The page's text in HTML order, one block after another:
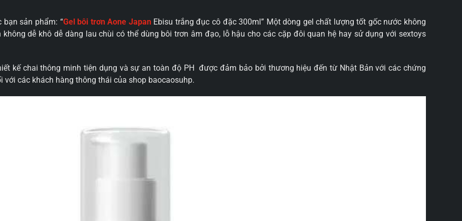
bạn sản phẩm: “Gel bôi trơn Aone JapanEbisu trắng đục cô đặc 300ml” Một dòng gel chất lượng tốt gốc nước không
dễ khô dễ dàng lau chùi có thể dùng bôi trơn âm đạo, lỗ hậu cho các cặp đôi quan hệ hay sử dụng với sextoys
kế chai thông minh tiện dụng và sự an toàn độ PH được đảm bảo bởi thương hiệu đến từ Nhật Bản với các chứng
các khách hàng thông thái của shop baocaosuhp.